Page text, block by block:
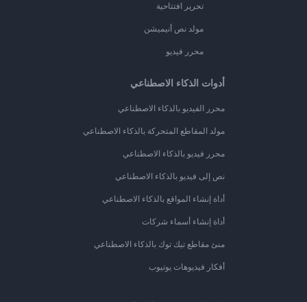
تحرير افتتاحية
مولد نص أنيميشن
محرر فيديو
أدوات الذكاء الاصطناعي
محرر الفيديو بالذكاء الاصطناعي
مولد المقاطع المتحركة بالذكاء الاصطناعي
محرر فيديو بالذكاء الاصطناعي
نص إلى فيديو بالذكاء الاصطناعي
أداة إنشاء المواقع بالذكاء الاصطناعي
أداة إنشاء أسماء شركات
منئ مقاطع تيك توك بالذكاء الاصطناعي
أفكار فيديوهات يوتيوب